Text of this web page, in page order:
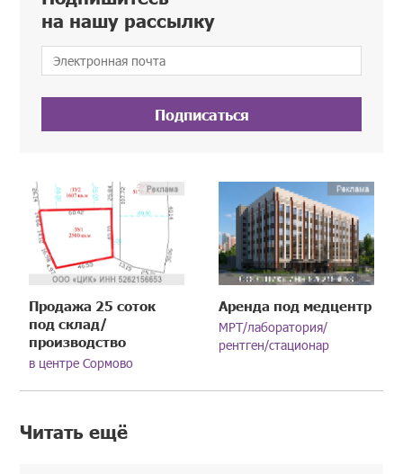
на нашу рассылку
Подписаться
Продажа 25 соток
под склад/
производство
в центре Сормово
Аренда под медцентр
МРТ/лаборатория/
рентген/стационар
Читать ещё